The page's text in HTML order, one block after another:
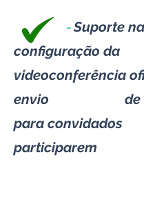
- Suporte na
configuração da
videoconferência
envio de
para convidados
participarem